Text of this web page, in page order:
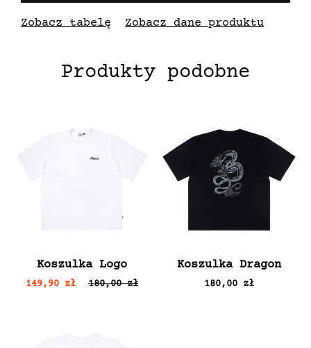
Zobacz tabelę Zobacz dane produktu
Produkty podobne
Koszulka Logo
149,90 zł 180,00 zł
Koszulka Dragon
180,00 zł